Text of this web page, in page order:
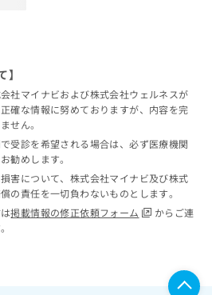
社マイナビおよび株式会社ウェルネスが
確な情報に努めておりますが、内容を完
せん。
受診を希望される場合は、必ず医療機関
勧めします。
害について、株式会社マイナビ及び株式
の責任を一切負わないものとします。
掲載情報の修正依頼フォーム
からご連